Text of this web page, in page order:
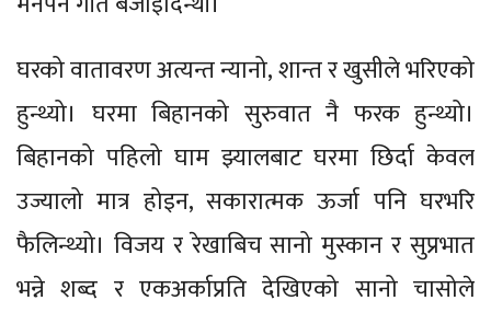
घरको वातावरण अत्यन्त न्यानो, शान्त र खुसीले भरिएको
हुन्थ्यो। घरमा बिहानको सुरुवात नै फरक हुन्थ्यो।
बिहानको पहिलो घाम झ्यालबाट घरमा छिर्दा केवल
उज्यालो मात्र होइन, सकारात्मक ऊर्जा पनि घरभरि
फैलिन्थ्यो। विजय र रेखाबिच सानो मुस्कान र सुप्रभात
भन्ने शब्द र एकअर्काप्रति देखिएको सानो चासोले